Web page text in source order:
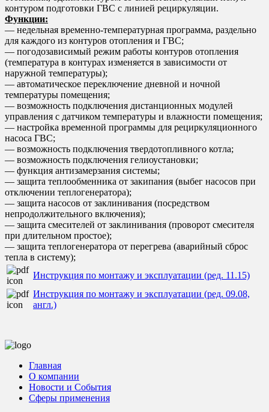
контуром подготовки ГВС с линией рециркуляции.
Функции:
— недельная временно-температурная программа, раздельно
для каждого из контуров отопления и ГВС;
— погодозависимый режим работы контуров отопления
(температура в контурах изменяется в зависимости от
наружной температуры);
— автоматическое переключение дневной и ночной
температуры помещения;
— возможность подключения дистанционных модулей
управления с датчиком температуры и влажности помещения;
— настройка временной программы для рециркуляционного
насоса ГВС;
— возможность подключения твердотопливного котла;
— возможность подключения гелиоустановки;
— функция антизамерзания системы;
— защита теплообменника от закипания (выбег насосов при
отключении теплогенератора);
— защита насосов от заклинивания (посредством
непродолжительного включения);
— защита смесителей от заклинивания (проворот смесителя
при длительном простое);
— защита теплогенератора от перегрева (аварийный сброс
тепла в систему);
Инструкция по монтажу и эксплуатации (ред. 11.15)
Инструкция по монтажу и эксплуатации (ред. 09.08,
англ.)
Главная
О компании
Новости и События
Сферы применения